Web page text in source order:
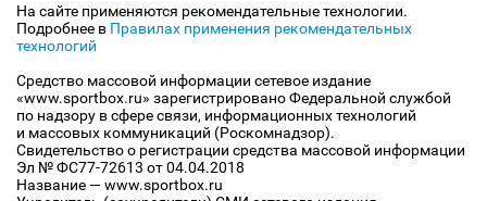
На сайте применяются рекомендательные технологии.
Подробнее в Правилах применения рекомендательных
технологий
Средство массовой информации сетевое издание
«www.sportbox.ru» зарегистрировано Федеральной службой
по надзору в сфере связи, информационных технологий
и массовых коммуникаций (Роскомнадзор).
Свидетельство о регистрации средства массовой информации
Эл № ФС77-72613 от 04.04.2018
Название — www.sportbox.ru